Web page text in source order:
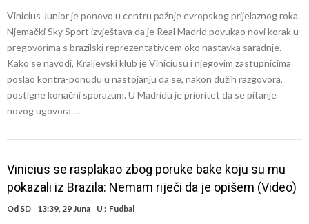
Vinicius Junior je ponovo u centru pažnje evropskog prijelaznog roka.
Njemački Sky Sport izvještava da je Real Madrid povukao novi korak u
pregovorima s brazilski reprezentativcem oko nastavka saradnje.
Kako se navodi, Kraljevski klub je Viniciusu i njegovim zastupnicima
poslao kontra-ponudu u nastojanju da se, nakon dužih razgovora,
postigne konačni sporazum. U Madridu je prioritet da se pitanje
novog ugovora …
Vinicius se rasplakao zbog poruke bake koju su mu
pokazali iz Brazila: Nemam riječi da je opišem (Video)
Od SD 13:39, 29 Juna U : Fudbal